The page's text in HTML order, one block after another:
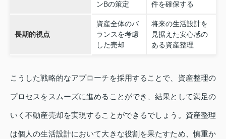
ンBの策定 件を確保する
長期的視点
資産全体のバ
ランスを考慮
した売却
将来の生活設計を
見据えた安心感の
ある資産整理
こうした戦略的なアプローチを採用することで、資産整理の
プロセスをスムーズに進めることができ、結果として満足の
いく不動産売却を実現することができるでしょう。資産整理
は個人の生活設計において大きな役割を果たすため、慎重か